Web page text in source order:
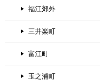
福江郊外
三井楽町
富江町
玉之浦町